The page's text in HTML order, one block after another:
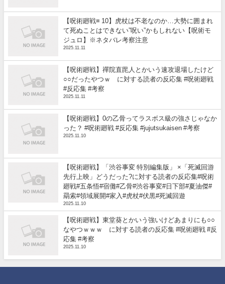
【呪術廻戦≡ 10】虎杖は不老なのか…大勢に囲まれ
て死ぬことはできない”呪い”かもしれない【呪術モ
ジュロ】※ネタバレ考察注意
2025.11.11
【呪術廻戦】禪院直毘人とかいう速攻退場したけど
○○だったやつｗ に対する読者の反応集 #呪術廻戦
#反応集 #考察
2025.11.11
【呪術廻戦】0の乙骨ってラスボス級の強さじゃなか
った？ #呪術廻戦 #反応集 #jujutsukaisen #考察
2025.11.10
【呪術廻戦】「渋谷事変 特別編集版」 ×「死滅回游
先行上映」どうだった?に対する読者の反応集#呪術
廻戦#五条悟#宿儺#乙骨#渋谷事変#日下部#夏油傑#
羂索#領域展開#家入#虎杖#伏黒#死滅回遊
2025.11.10
【呪術廻戦】東堂葵とかいう強いけどあまりにも○○
なやつｗｗｗ に対する読者の反応集 #呪術廻戦 #反
応集 #考察
2025.11.10